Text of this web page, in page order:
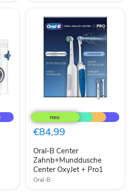
B
Center
Zahnb+Munddusche
Center
+
Pro1
€84,99
Oral-B Center
Zahnb+Munddusche
Center OxyJet + Pro1
Oral-B